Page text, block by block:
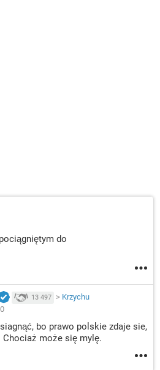
do
13 497 > Krzychu
bo prawo polskie zdaje sie,
Chociaż może się mylę.